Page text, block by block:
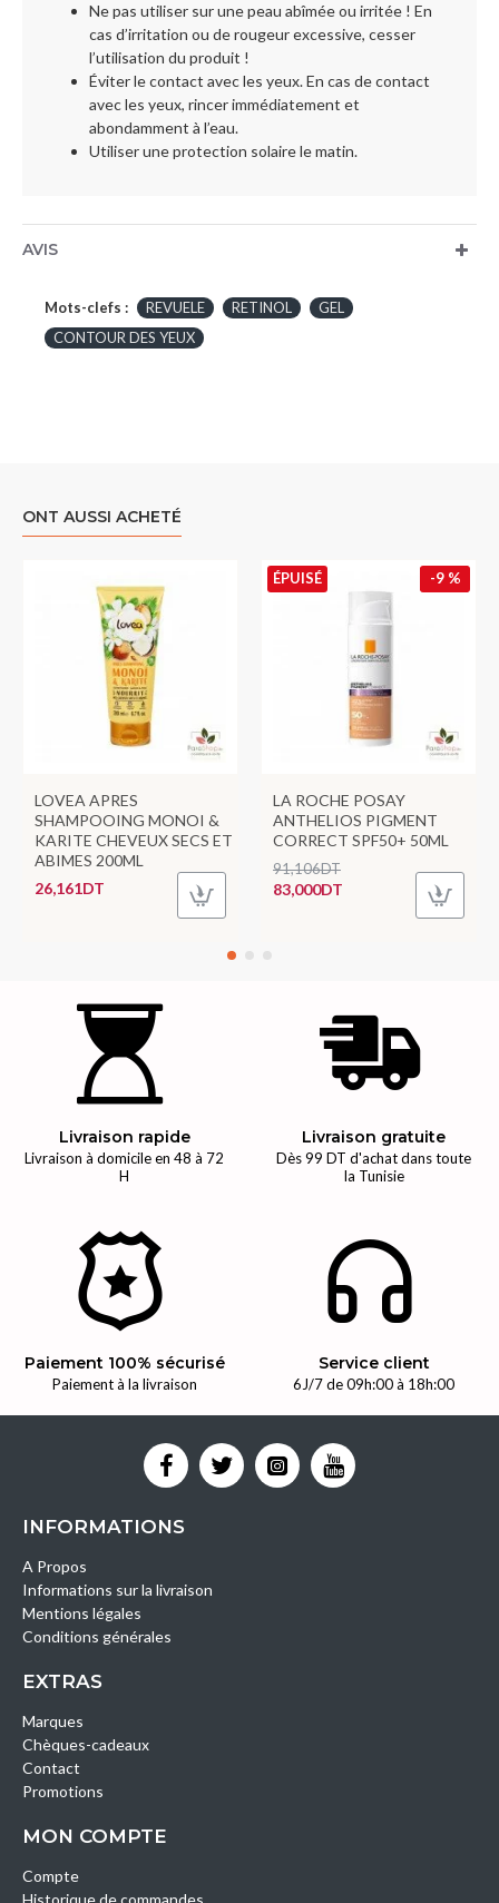
Ne pas utiliser sur une peau abîmée ou irritée ! En
cas d’irritation ou de rougeur excessive, cesser
l’utilisation du produit !
Éviter le contact avec les yeux. En cas de contact
avec les yeux, rincer immédiatement et
abondamment à l’eau.
Utiliser une protection solaire le matin.
AVIS
Mots-clefs : REVUELE RETINOL
GEL
CONTOUR DES YEUX
ONT AUSSI ACHETÉ
LOVEA APRES
SHAMPOOING MONOI &
KARITE CHEVEUX SECS ET
ABIMES 200ML
26,161DT
-9 %
ÉPUISÉ
LA ROCHE POSAY
ANTHELIOS PIGMENT
CORRECT SPF50+ 50ML
83,000DT
91,106DT
Livraison rapide
Livraison à domicile en 48 à 72
H
Livraison gratuite
Dès 99 DT d'achat dans toute
la Tunisie
Paiement 100% sécurisé
Paiement à la livraison
Service client
6J/7 de 09h:00 à 18h:00
INFORMATIONS
A Propos
Informations sur la livraison
Mentions légales
Conditions générales
EXTRAS
Marques
Chèques-cadeaux
Contact
Promotions
MON COMPTE
Compte
Historique de commandes